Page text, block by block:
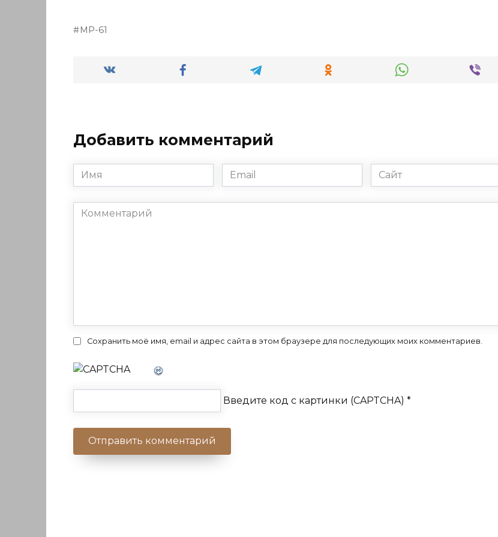
МР-61
Добавить комментарий
Имя
*
Email
*
Сайт
Комментарий
Сохранить моё имя, email и адрес сайта в этом браузере для последующих моих комментариев.
Введите код с картинки (CAPTCHA) *